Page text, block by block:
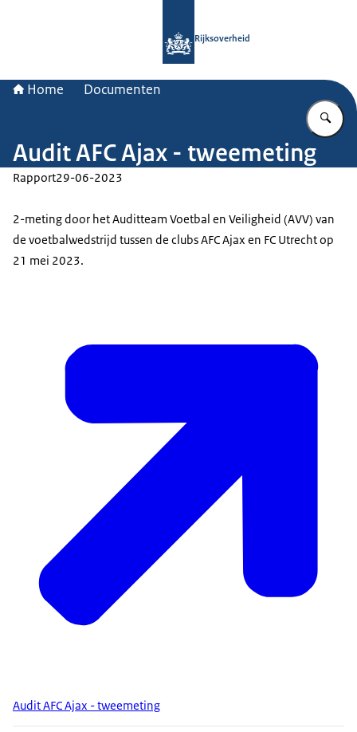
Rijksoverheid
Home Documenten
Audit AFC Ajax - tweemeting
Rapport29-06-2023
2-meting door het Auditteam Voetbal en Veiligheid (AVV) van
de voetbalwedstrijd tussen de clubs AFC Ajax en FC Utrecht op
21 mei 2023.
Audit AFC Ajax - tweemeting